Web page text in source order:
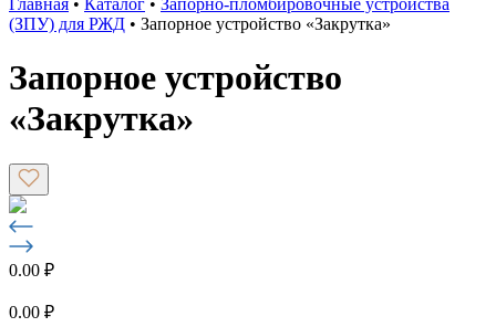
Главная • Каталог • Запорно-пломбировочные устройства
(ЗПУ) для РЖД • Запорное устройство «Закрутка»
Запорное устройство
«Закрутка»
0.00 ₽
0.00 ₽